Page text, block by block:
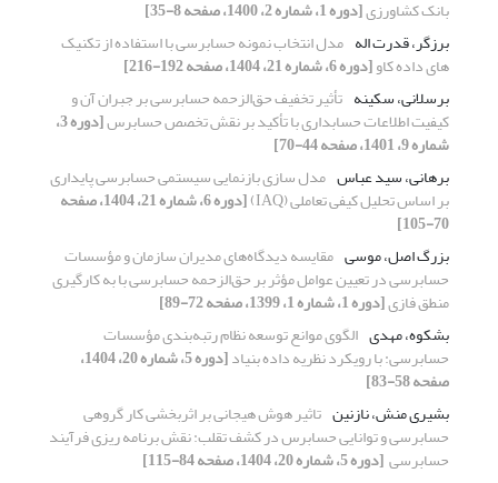
بانک کشاورزی[دوره 1، شماره 2، 1400، صفحه 8-35]
برزگر، قدرت اله مدل انتخاب نمونه حسابرسی با استفاده از تکنیک
های داده کاو[دوره 6، شماره 21، 1404، صفحه 192-216]
برسلانی، سکینه تأثیر تخفیف حق‌الزحمه حسابرسی بر جبران آن و
کیفیت اطلاعات حسابداری با تأکید بر نقش تخصص حسابرس [دوره 3،
شماره 9، 1401، صفحه 44-70]
برهانی، سید عباس مدل سازی بازنمایی سیستمی حسابرسی پایداری
بر اساس تحلیل کیفی تعاملی (IAQ) [دوره 6، شماره 21، 1404، صفحه
70-105]
بزرگ اصل، موسی مقایسه دیدگاه‌‏های مدیران سازمان و مؤسسات
حسابرسی در تعیین عوامل مؤثر بر حق‌الزحمه حسابرسی با به کارگیری
منطق فازی[دوره 1، شماره 1، 1399، صفحه 72-89]
بشکوه، مهدی الگوی موانع توسعه نظام رتبه‌بندی مؤسسات
حسابرسی: با رویکرد نظریه داده بنیاد [دوره 5، شماره 20، 1404،
صفحه 58-83]
بشیری منش، نازنین تاثیر هوش هیجانی بر اثربخشی کار گروهی
حسابرسی و توانایی ‏حسابرس در کشف تقلب: نقش برنامه ریزی فرآیند
حسابرسی ‏[دوره 5، شماره 20، 1404، صفحه 84-115]